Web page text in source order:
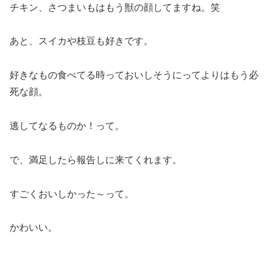
チキン、さつまいもはもう獣の顔してますね。笑
あと、スイカや枝豆も好きです。
好きなもの食べてる時っておいしそうにってよりはもう必
死な顔。
逃してなるものか！って。
で、満足したら報告しに来てくれます。
すごくおいしかった～って。
かわいい。